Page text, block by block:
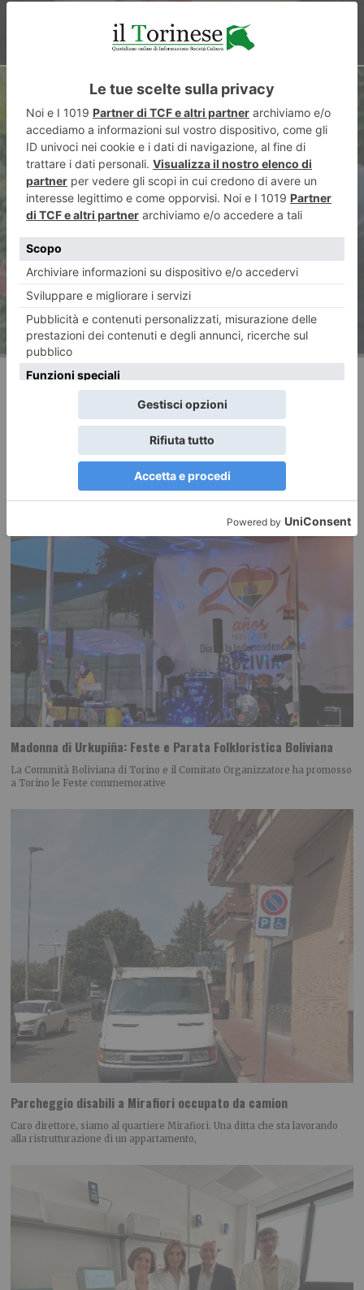
ARTICOLO SUCCESSIVO
Il vaiolo delle scimmie, alcune
brevi considerazioni sulla sua
diffusione recente nella nostra
società
RECENTI:
Madonna di Urkupiña: Feste e Parata Folkloristica Boliviana
La Comunità Boliviana di Torino e il Comitato Organizzatore ha promosso
a Torino le Feste commemorative
Parcheggio disabili a Mirafiori occupato da camion
Caro direttore, siamo al quartiere Mirafiori. Una ditta che sta lavorando
alla ristrutturazione di un appartamento,